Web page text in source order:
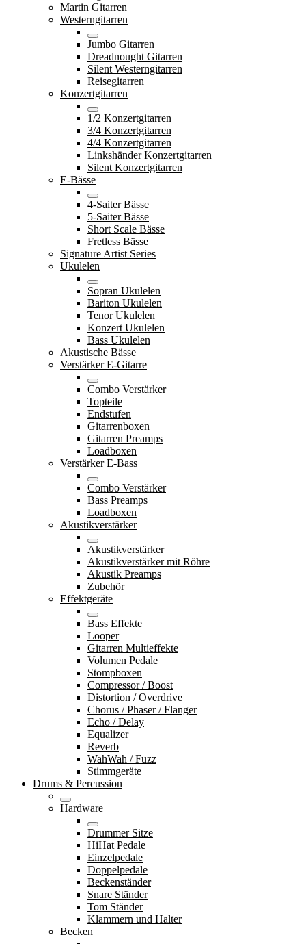
Martin Gitarren
Westerngitarren
Jumbo Gitarren
Dreadnought Gitarren
Silent Westerngitarren
Reisegitarren
Konzertgitarren
1/2 Konzertgitarren
3/4 Konzertgitarren
4/4 Konzertgitarren
Linkshänder Konzertgitarren
Silent Konzertgitarren
E-Bässe
4-Saiter Bässe
5-Saiter Bässe
Short Scale Bässe
Fretless Bässe
Signature Artist Series
Ukulelen
Sopran Ukulelen
Bariton Ukulelen
Tenor Ukulelen
Konzert Ukulelen
Bass Ukulelen
Akustische Bässe
Verstärker E-Gitarre
Combo Verstärker
Topteile
Endstufen
Gitarrenboxen
Gitarren Preamps
Loadboxen
Verstärker E-Bass
Combo Verstärker
Bass Preamps
Loadboxen
Akustikverstärker
Akustikverstärker
Akustikverstärker mit Röhre
Akustik Preamps
Zubehör
Effektgeräte
Bass Effekte
Looper
Gitarren Multieffekte
Volumen Pedale
Stompboxen
Compressor / Boost
Distortion / Overdrive
Chorus / Phaser / Flanger
Echo / Delay
Equalizer
Reverb
WahWah / Fuzz
Stimmgeräte
Drums & Percussion
Hardware
Drummer Sitze
HiHat Pedale
Einzelpedale
Doppelpedale
Beckenständer
Snare Ständer
Tom Ständer
Klammern und Halter
Becken